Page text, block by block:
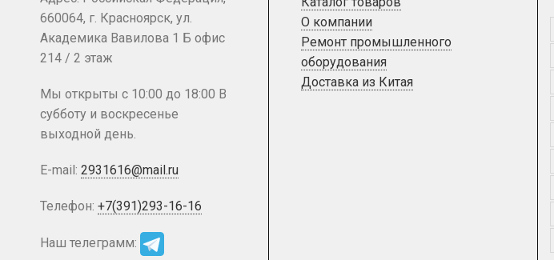
660064, г. Красноярск, ул.
Академика Вавилова 1 Б офис
214 / 2 этаж
Мы открыты с 10:00 до 18:00 В
субботу и воскресенье
выходной день.
E-mail: 2931616@mail.ru
Телефон: +7(391)293-16-16
Наш телеграмм:
О компании
Ремонт промышленного
оборудования
Доставка из Китая